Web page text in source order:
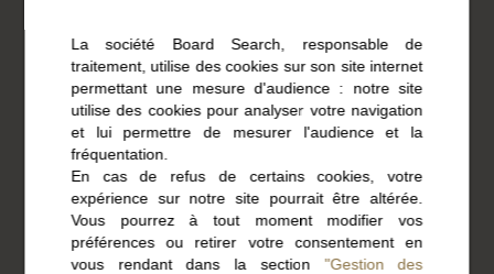
100 ème anniversaire
d’Edgar Morin et
Conférence à l’UNESCO
Edgar Morin fête aujourd’hui ses
100 ans… Toujours aussi lucide,
cet observateur engagé est depuis
La société Board Search, responsable de
traitement, utilise des cookies sur son site internet
permettant une mesure d'audience : notre site
utilise des cookies pour analyser votre navigation
et lui permettre de mesurer l'audience et la
fréquentation.
En cas de refus de certains cookies, votre
expérience sur notre site pourrait être altérée.
Vous pourrez à tout moment modifier vos
préférences ou retirer votre consentement en
vous rendant dans la section "Gestion des